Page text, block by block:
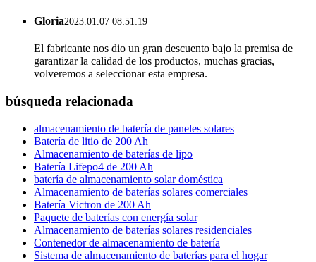
Gloria2023.01.07 08:51:19
El fabricante nos dio un gran descuento bajo la premisa de
garantizar la calidad de los productos, muchas gracias,
volveremos a seleccionar esta empresa.
búsqueda relacionada
almacenamiento de batería de paneles solares
Batería de litio de 200 Ah
Almacenamiento de baterías de lipo
Batería Lifepo4 de 200 Ah
batería de almacenamiento solar doméstica
Almacenamiento de baterías solares comerciales
Batería Victron de 200 Ah
Paquete de baterías con energía solar
Almacenamiento de baterías solares residenciales
Contenedor de almacenamiento de batería
Sistema de almacenamiento de baterías para el hogar